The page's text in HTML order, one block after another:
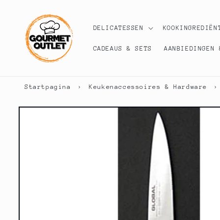
content
DELICATESSEN
CADEAUS & SETS AANBIEDINGEN
Startpagina › Keukenaccessoires & Hardware ›